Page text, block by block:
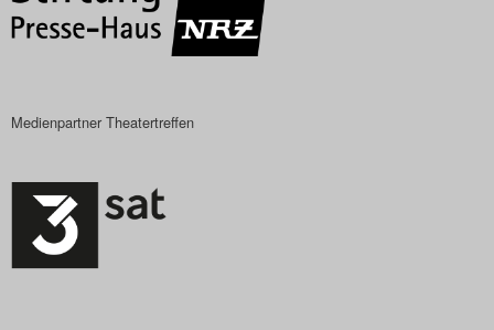
Medienpartner Theatertreffen